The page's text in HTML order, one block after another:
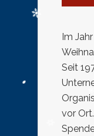
Im
Seit
vor